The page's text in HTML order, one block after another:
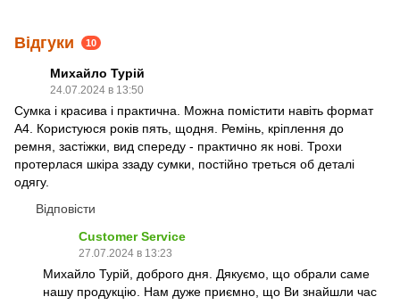
Відгуки 10
Михайло Турій
24.07.2024 в 13:50
Сумка і красива і практична. Можна помістити навіть формат
А4. Користуюся років пять, щодня. Ремінь, кріплення до
ремня, застіжки, вид спереду - практично як нові. Трохи
протерлася шкіра ззаду сумки, постійно треться об деталі
одягу.
Відповісти
Customer Service
27.07.2024 в 13:23
Михайло Турій, доброго дня. Дякуємо, що обрали саме
нашу продукцію. Нам дуже приємно, що Ви знайшли час